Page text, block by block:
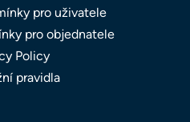
pro uživatele
pro objednatele
Policy
pravidla